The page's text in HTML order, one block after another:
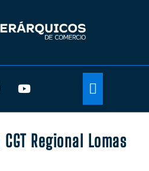
Regional Lomas